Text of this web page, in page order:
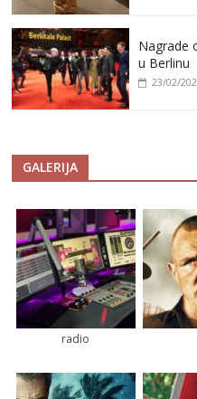
Nagrade
u Berlinu
23/02/
GALERIJA
radio